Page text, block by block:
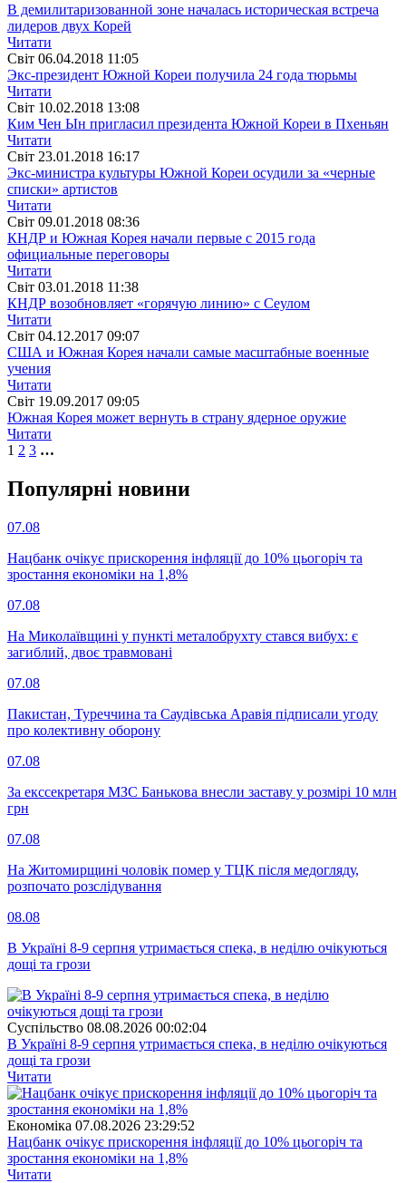
В демилитаризованной зоне началась историческая встреча
лидеров двух Корей
Читати
Свiт 06.04.2018 11:05
Экс-президент Южной Кореи получила 24 года тюрьмы
Читати
Свiт 10.02.2018 13:08
Ким Чен Ын пригласил президента Южной Кореи в Пхеньян
Читати
Свiт 23.01.2018 16:17
Экс-министра культуры Южной Кореи осудили за «черные
списки» артистов
Читати
Свiт 09.01.2018 08:36
КНДР и Южная Корея начали первые с 2015 года
официальные переговоры
Читати
Свiт 03.01.2018 11:38
КНДР возобновляет «горячую линию» с Сеулом
Читати
Свiт 04.12.2017 09:07
США и Южная Корея начали самые масштабные военные
учения
Читати
Свiт 19.09.2017 09:05
Южная Корея может вернуть в страну ядерное оружие
Читати
1 2 3 …
Популярнi новини
07.08
Нацбанк очікує прискорення інфляції до 10% цьогоріч та
зростання економіки на 1,8%
07.08
На Миколаївщині у пункті металобрухту стався вибух: є
загиблий, двоє травмовані
07.08
Пакистан, Туреччина та Саудівська Аравія підписали угоду
про колективну оборону
07.08
За екссекретаря МЗС Банькова внесли заставу у розмірі 10 млн
грн
07.08
На Житомирщині чоловік помер у ТЦК після медогляду,
розпочато розслідування
08.08
В Україні 8-9 серпня утримається спека, в неділю очікуються
дощі та грози
Суспiльство 08.08.2026 00:02:04
В Україні 8-9 серпня утримається спека, в неділю очікуються
дощі та грози
Читати
Економіка 07.08.2026 23:29:52
Нацбанк очікує прискорення інфляції до 10% цьогоріч та
зростання економіки на 1,8%
Читати